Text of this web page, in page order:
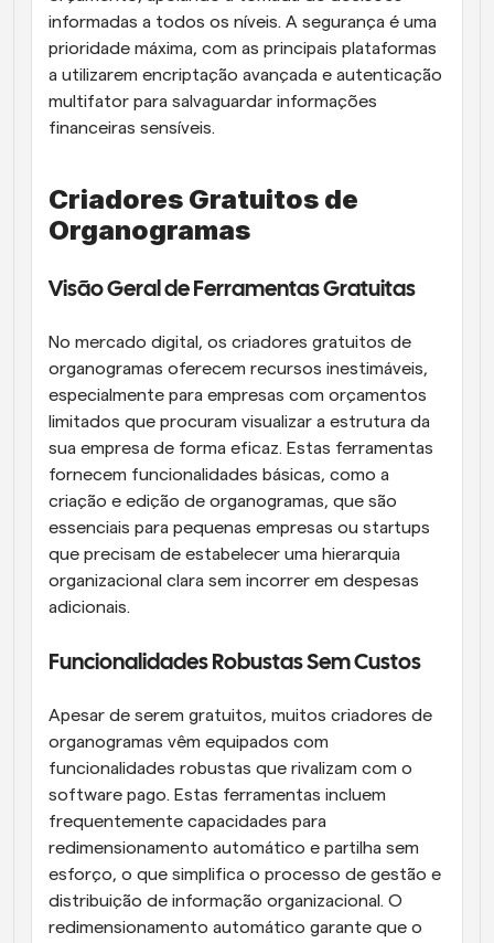
informadas a todos os níveis. A segurança é uma
prioridade máxima, com as principais plataformas
a utilizarem encriptação avançada e autenticação
multifator para salvaguardar informações
financeiras sensíveis.
Criadores Gratuitos de
Organogramas
Visão Geral de Ferramentas Gratuitas
No mercado digital, os criadores gratuitos de
organogramas oferecem recursos inestimáveis,
especialmente para empresas com orçamentos
limitados que procuram visualizar a estrutura da
sua empresa de forma eficaz. Estas ferramentas
fornecem funcionalidades básicas, como a
criação e edição de organogramas, que são
essenciais para pequenas empresas ou startups
que precisam de estabelecer uma hierarquia
organizacional clara sem incorrer em despesas
adicionais.
Funcionalidades Robustas Sem Custos
Apesar de serem gratuitos, muitos criadores de
organogramas vêm equipados com
funcionalidades robustas que rivalizam com o
software pago. Estas ferramentas incluem
frequentemente capacidades para
redimensionamento automático e partilha sem
esforço, o que simplifica o processo de gestão e
distribuição de informação organizacional. O
redimensionamento automático garante que o